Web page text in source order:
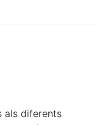
als diferents